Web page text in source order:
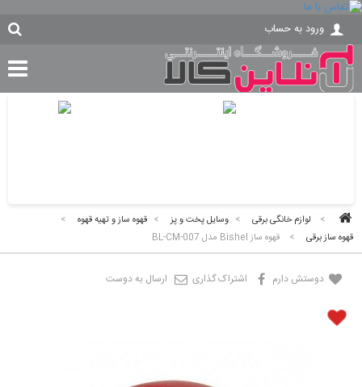
ورود به حساب
> لوازم خانگی برقی > وسایل پخت و پز > قهوه ساز و تهیه قهوه
>
قهوه ساز برقی
> قهوه ساز Bishel مدل BL-CM-007
دوستش دارم اشتراک گذاری ارسال به دوست